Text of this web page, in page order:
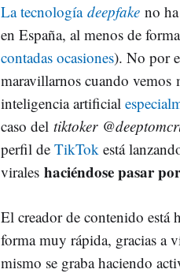
La tecnología deepfake no
en España, al menos de
contadas ocasiones). No por
maravillarnos cuando vemos
inteligencia artificial
caso del tiktoker
perfil de TikTok está
virales haciéndose pasar
El creador de contenido está
forma muy rápida, gracias a
mismo se graba haciendo